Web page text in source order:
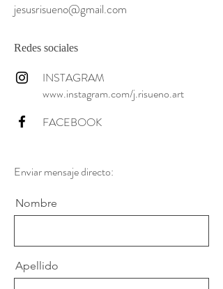
jesusrisueno@gmail.com
Redes sociales
INSTAGRAM
www.instagram.com/j.risueno.art
FACEBOOK
Enviar mensaje directo:
Nombre
Apellido